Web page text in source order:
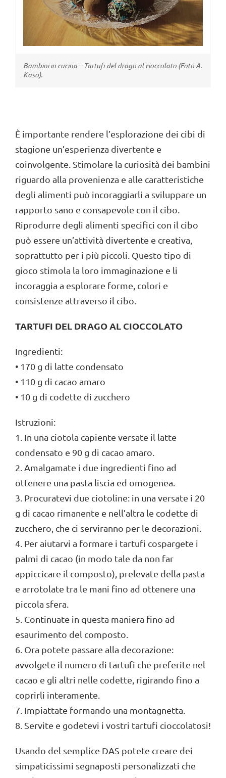
È importante rendere l’esplorazione dei cibi di
stagione un’esperienza divertente e
coinvolgente. Stimolare la curiosità dei bambini
riguardo alla provenienza e alle caratteristiche
degli alimenti può incoraggiarli a sviluppare un
rapporto sano e consapevole con il cibo.
Riprodurre degli alimenti specifici con il cibo
può essere un’attività divertente e creativa,
soprattutto per i più piccoli. Questo tipo di
gioco stimola la loro immaginazione e li
incoraggia a esplorare forme, colori e
consistenze attraverso il cibo.
TARTUFI DEL DRAGO AL CIOCCOLATO
Ingredienti:
• 170 g di latte condensato
• 110 g di cacao amaro
• 10 g di codette di zucchero
Istruzioni:
1. In una ciotola capiente versate il latte
condensato e 90 g di cacao amaro.
2. Amalgamate i due ingredienti fino ad
ottenere una pasta liscia ed omogenea.
3. Procuratevi due ciotoline: in una versate i 20
g di cacao rimanente e nell’altra le codette di
zucchero, che ci serviranno per le decorazioni.
4. Per aiutarvi a formare i tartufi cospargete i
palmi di cacao (in modo tale da non far
appiccicare il composto), prelevate della pasta
e arrotolate tra le mani fino ad ottenere una
piccola sfera.
5. Continuate in questa maniera fino ad
esaurimento del composto.
6. Ora potete passare alla decorazione:
avvolgete il numero di tartufi che preferite nel
cacao e gli altri nelle codette, rigirando fino a
coprirli interamente.
7. Impiattate formando una montagnetta.
8. Servite e godetevi i vostri tartufi cioccolatosi!
Usando del semplice DAS potete creare dei
simpaticissimi segnaposti personalizzati che